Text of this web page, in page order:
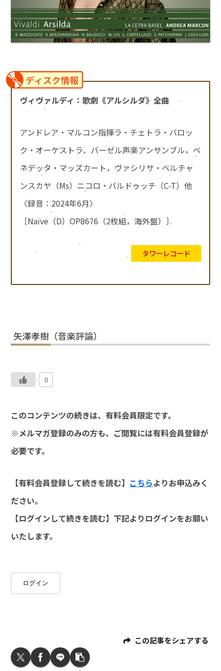
ディスク情報
ヴィヴァルディ：歌劇《アルシルダ》全曲
アンドレア・マルコン指揮ラ・チェトラ・バロッ
ク・オーケストラ、バーゼル声楽アンサンブル，ベ
ネデッタ・マッズカート，ヴァシリサ・ベルチャ
ンスカヤ（Ms）ニコロ・バルドゥッチ（C-T）他
〈録音：2024年6月〉
［Naïve（D）OP8676（2枚組，海外盤）］
タワーレコード
矢澤孝樹（音楽評論）
0
このコンテンツの続きは、有料会員限定です。
※メルマガ登録のみの方も、ご閲覧には有料会員登録が
必要です。
【有料会員登録して続きを読む】 こちらよりお申込みく
ださい。
【ログインして続きを読む】下記よりログインをお願い
いたします。
ログイン
この記事をシェアする